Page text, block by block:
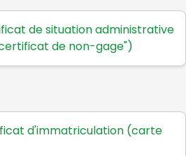
de situation administrative
de non-gage")
d'immatriculation (carte